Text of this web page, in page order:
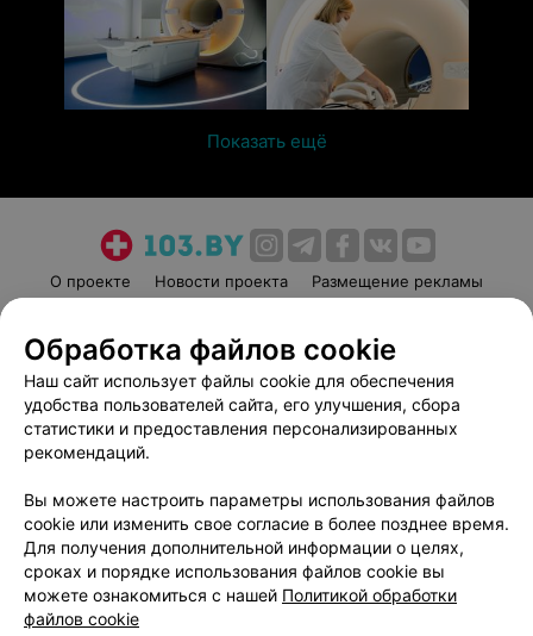
Показать ещё
О проекте Новости проекта
Размещение рекламы
Пользовательское соглашение
Способы оплаты
Вакансии
Партнеры
Написать руководителю 103.by
Обработка персональных данных
Обработка файлов cookie
Наш сайт использует файлы cookie для обеспечения
удобства пользователей сайта, его улучшения, сбора
статистики и предоставления персонализированных
рекомендаций.
Вы можете настроить параметры использования файлов
cookie или изменить свое согласие в более позднее время.
Для получения дополнительной информации о целях,
сроках и порядке использования файлов cookie вы
можете ознакомиться с нашей Политикой обработки
файлов cookie